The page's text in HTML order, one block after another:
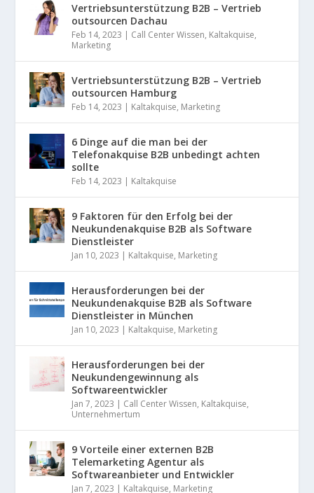
Vertriebsunterstützung B2B – Vertrieb
outsourcen Dachau
Feb 14, 2023 | Call Center Wissen, Kaltakquise,
Marketing
Vertriebsunterstützung B2B – Vertrieb
outsourcen Hamburg
Feb 14, 2023 | Kaltakquise, Marketing
6 Dinge auf die man bei der
Telefonakquise B2B unbedingt achten
sollte
Feb 14, 2023 | Kaltakquise
9 Faktoren für den Erfolg bei der
Neukundenakquise B2B als Software
Dienstleister
Jan 10, 2023 | Kaltakquise, Marketing
Herausforderungen bei der
Neukundenakquise B2B als Software
Dienstleister in München
Jan 10, 2023 | Kaltakquise, Marketing
Herausforderungen bei der
Neukundengewinnung als
Softwareentwickler
Jan 7, 2023 | Call Center Wissen, Kaltakquise,
Unternehmertum
9 Vorteile einer externen B2B
Telemarketing Agentur als
Softwareanbieter und Entwickler
Jan 7, 2023 | Kaltakquise, Marketing